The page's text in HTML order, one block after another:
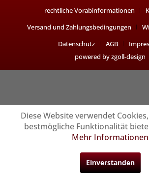
rechtliche Vorabinformationen
Versand und Zahlungsbedingungen
Datenschutz
AGB
powered by zgoll-design
Diese Website verwendet
bestmögliche Funktionalität
Mehr Informationen
Einverstanden